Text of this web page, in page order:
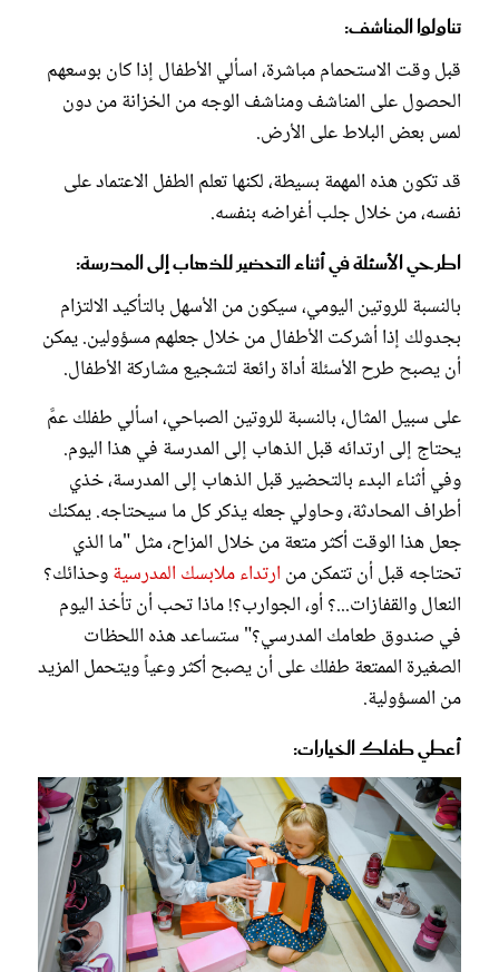
تناولوا المناشف:
قبل وقت الاستحمام مباشرة، اسألي الأطفال إذا كان بوسعهم
الحصول على المناشف ومناشف الوجه من الخزانة من دون
لمس بعض البلاط على الأرض.
قد تكون هذه المهمة بسيطة، لكنها تعلم الطفل الاعتماد على
نفسه، من خلال جلب أغراضه بنفسه.
اطرحي الأسئلة في أثناء التحضير للذهاب إلى المدرسة:
بالنسبة للروتين اليومي، سيكون من الأسهل بالتأكيد الالتزام
بجدولك إذا أشركت الأطفال من خلال جعلهم مسؤولين. يمكن
أن يصبح طرح الأسئلة أداة رائعة لتشجيع مشاركة الأطفال.
على سبيل المثال، بالنسبة للروتين الصباحي، اسألي طفلك عمَّ
يحتاج إلى ارتدائه قبل الذهاب إلى المدرسة في هذا اليوم.
وفي أثناء البدء بالتحضير قبل الذهاب إلى المدرسة، خذي
أطراف المحادثة، وحاولي جعله يذكر كل ما سيحتاجه. يمكنك
جعل هذا الوقت أكثر متعة من خلال المزاح، مثل "ما الذي
تحتاجه قبل أن تتمكن من ارتداء ملابسك المدرسيةوحذائك؟
النعال والقفازات...؟ أو، الجوارب؟! ماذا تحب أن تأخذ اليوم
في صندوق طعامك المدرسي؟" ستساعد هذه اللحظات
الصغيرة الممتعة طفلك على أن يصبح أكثر وعياً ويتحمل المزيد
من المسؤولية.
أعطي طفلك الخيارات: